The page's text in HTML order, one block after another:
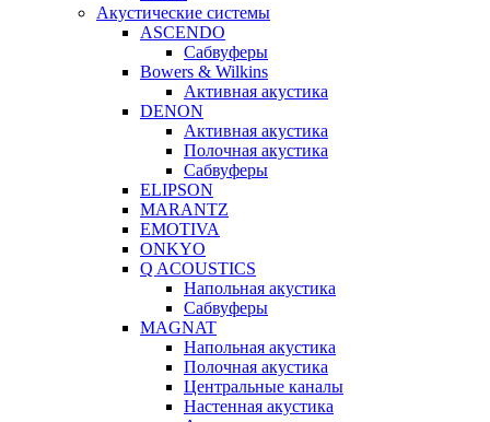
Акустические системы
ASCENDO
Сабвуферы
Bowers & Wilkins
Активная акустика
DENON
Активная акустика
Полочная акустика
Сабвуферы
ELIPSON
MARANTZ
EMOTIVA
ONKYO
Q ACOUSTICS
Напольная акустика
Сабвуферы
MAGNAT
Напольная акустика
Полочная акустика
Центральные каналы
Настенная акустика